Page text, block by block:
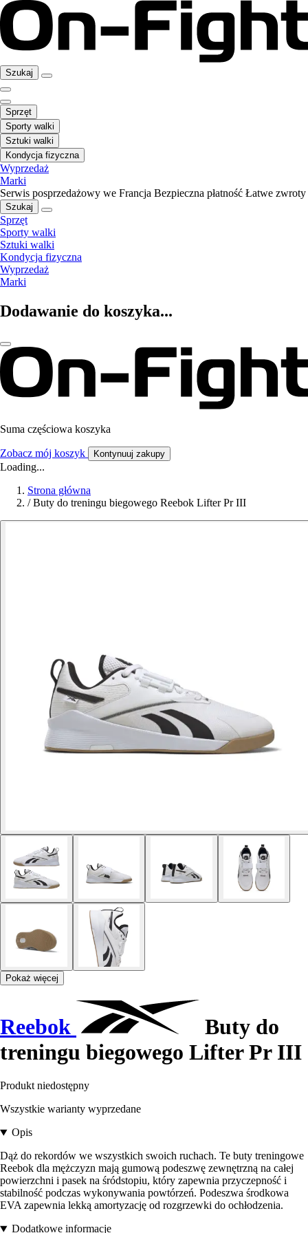
Szukaj
Sprzęt
Sporty walki
Sztuki walki
Kondycja fizyczna
Wyprzedaż
Marki
Serwis posprzedażowy we Francja Bezpieczna płatność Łatwe zwroty
Szukaj
Sprzęt
Sporty walki
Sztuki walki
Kondycja fizyczna
Wyprzedaż
Marki
Dodawanie do koszyka...
Suma częściowa koszyka
Zobacz mój koszyk Kontynuuj zakupy
Loading...
Strona główna
/ Buty do treningu biegowego Reebok Lifter Pr III
Pokaż więcej
Reebok
Buty do
treningu biegowego Lifter Pr III
Produkt niedostępny
Wszystkie warianty wyprzedane
Opis
Dąż do rekordów we wszystkich swoich ruchach. Te buty treningowe
Reebok dla mężczyzn mają gumową podeszwę zewnętrzną na całej
powierzchni i pasek na śródstopiu, który zapewnia przyczepność i
stabilność podczas wykonywania powtórzeń. Podeszwa środkowa
EVA zapewnia lekką amortyzację od rozgrzewki do ochłodzenia.
Dodatkowe informacje